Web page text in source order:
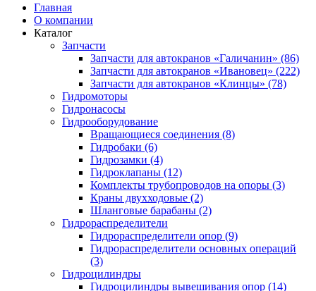
Главная
О компании
Каталог
Запчасти
Запчасти для автокранов «Галичанин» (86)
Запчасти для автокранов «Ивановец» (222)
Запчасти для автокранов «Клинцы» (78)
Гидромоторы
Гидронасосы
Гидрооборудование
Вращающиеся соединения (8)
Гидробаки (6)
Гидрозамки (4)
Гидроклапаны (12)
Комплекты трубопроводов на опоры (3)
Краны двухходовые (2)
Шланговые барабаны (2)
Гидрораспределители
Гидрораспределители опор (9)
Гидрораспределители основных операций
(3)
Гидроцилиндры
Гидроцилиндры вывешивания опор (14)